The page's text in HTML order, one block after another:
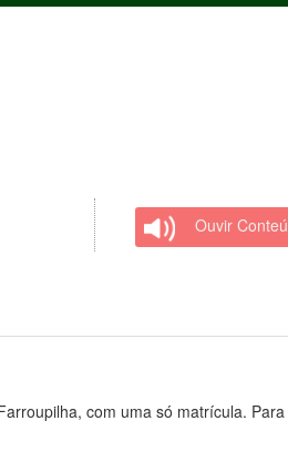
Ouvir
com uma só matrícula.